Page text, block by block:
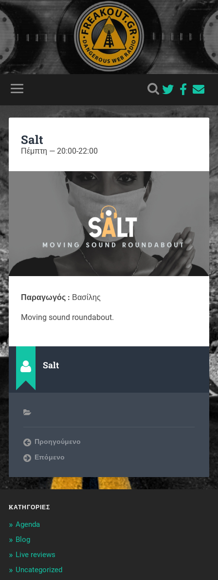
Salt
Πέμπτη — 20:00-22:00
Παραγωγός : Βασίλης
Moving sound roundabout.
Salt
Προηγούμενο
Επόμενο
KΑΤΗΓΟΡΊΕΣ
Agenda
Blog
Live reviews
Uncategorized